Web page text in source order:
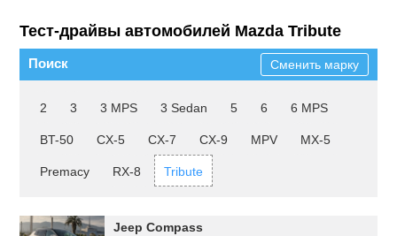
Тест-драйвы автомобилей Mazda Tribute
Поиск Сменить марку
2 3 3 MPS 3 Sedan 5 6 6 MPS
BT-50 CX-5 CX-7 CX-9 MPV MX-5
Premacy RX-8 Tribute
Jeep Compass